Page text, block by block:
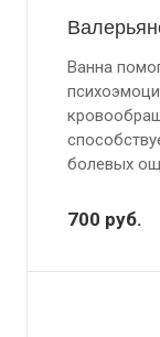
Ванна
болевых
700 руб.